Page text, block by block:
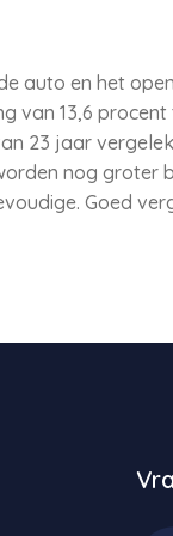
auto en het
van 13,6 procent
23 jaar
nog groter
Goed